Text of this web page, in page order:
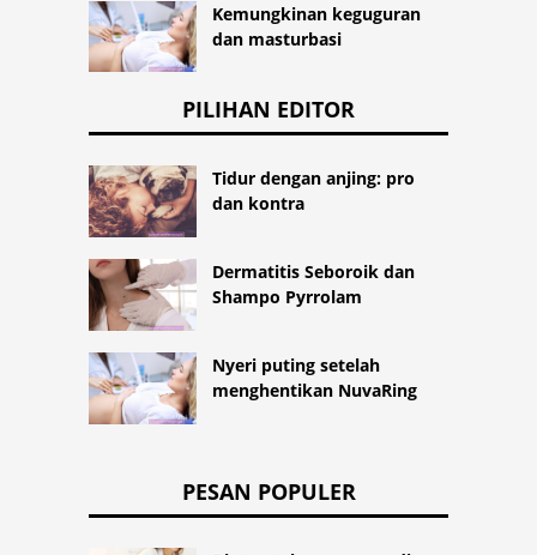
Kemungkinan keguguran
dan masturbasi
PILIHAN EDITOR
Tidur dengan anjing: pro
dan kontra
Dermatitis Seboroik dan
Shampo Pyrrolam
Nyeri puting setelah
menghentikan NuvaRing
PESAN POPULER